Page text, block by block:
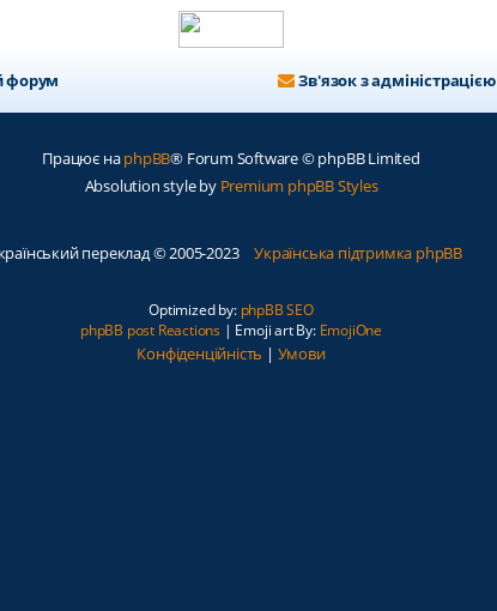
форум Зв'язок з адміністрацією
Працює наphpBB® Forum Software © phpBB Limited
Absolution style by Premium phpBB Styles
переклад © 2005-2023 Українська підтримка phpBB
Optimized by: phpBB SEO
phpBB post Reactions| Emoji art By: EmojiOne
Конфіденційність | Умови